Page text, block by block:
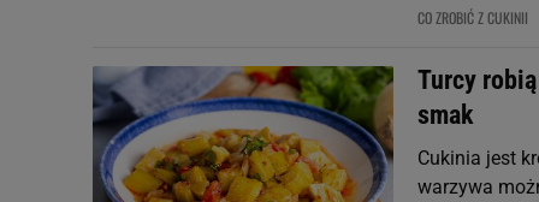
CO ZROBIĆ Z CUKINII
Turcy
smak
Cukinia jest
warzywa